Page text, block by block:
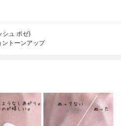
シュ ポゼ)
ントーンアップ